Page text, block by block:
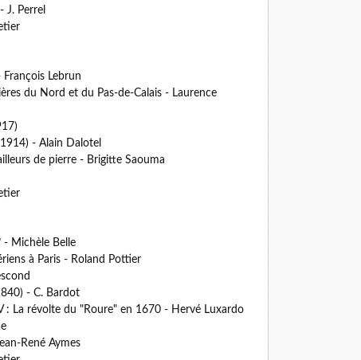
J. Perrel
François Lebrun
du Nord et du Pas-de-Calais - Laurence
- Alain Dalotel
de pierre - Brigitte Saouma
- Michèle Belle
à Paris - Roland Pottier
- C. Bardot
: La révolte du "Roure" en 1670 - Hervé Luxardo
René Aymes